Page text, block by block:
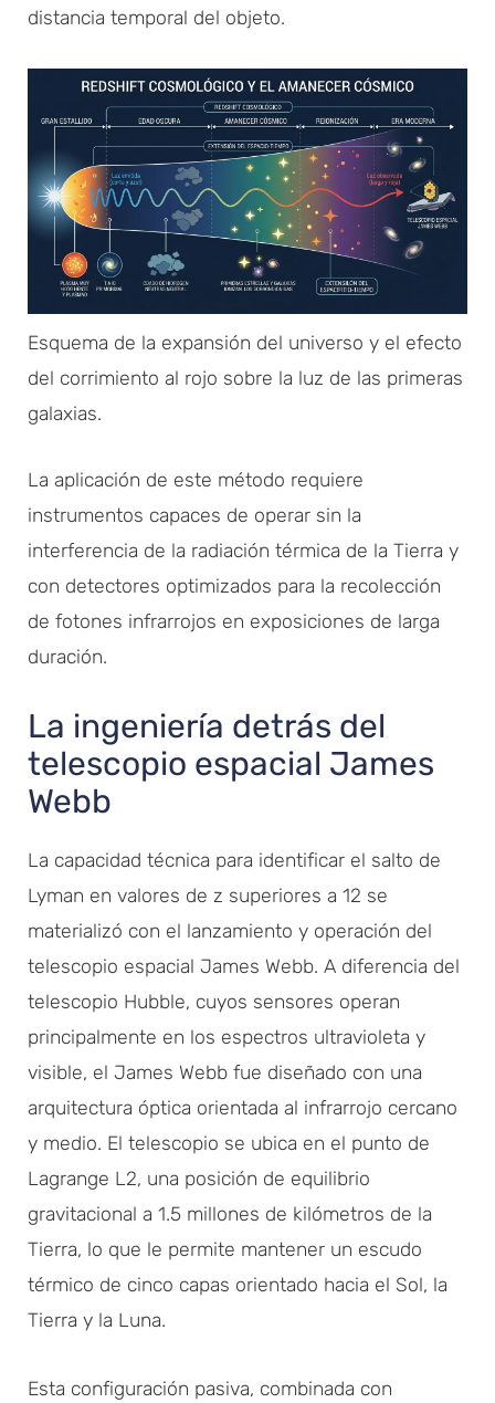
distancia temporal del objeto.
Esquema de la expansión del universo y el efecto
del corrimiento al rojo sobre la luz de las primeras
galaxias.
La aplicación de este método requiere
instrumentos capaces de operar sin la
interferencia de la radiación térmica de la Tierra y
con detectores optimizados para la recolección
de fotones infrarrojos en exposiciones de larga
duración.
La ingeniería detrás del
telescopio espacial James
Webb
La capacidad técnica para identificar el salto de
Lyman en valores de z superiores a 12 se
materializó con el lanzamiento y operación del
telescopio espacial James Webb. A diferencia del
telescopio Hubble, cuyos sensores operan
principalmente en los espectros ultravioleta y
visible, el James Webb fue diseñado con una
arquitectura óptica orientada al infrarrojo cercano
y medio. El telescopio se ubica en el punto de
Lagrange L2, una posición de equilibrio
gravitacional a 1.5 millones de kilómetros de la
Tierra, lo que le permite mantener un escudo
térmico de cinco capas orientado hacia el Sol, la
Tierra y la Luna.
Esta configuración pasiva, combinada con